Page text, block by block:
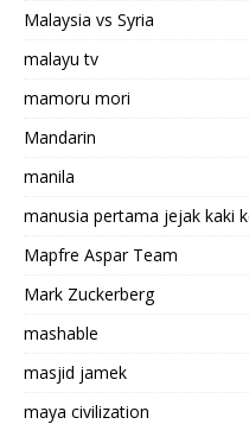
Malaysia vs Syria
malayu tv
mamoru mori
Mandarin
manila
manusia pertama jejak kaki
Mapfre Aspar Team
Mark Zuckerberg
mashable
masjid jamek
maya civilization